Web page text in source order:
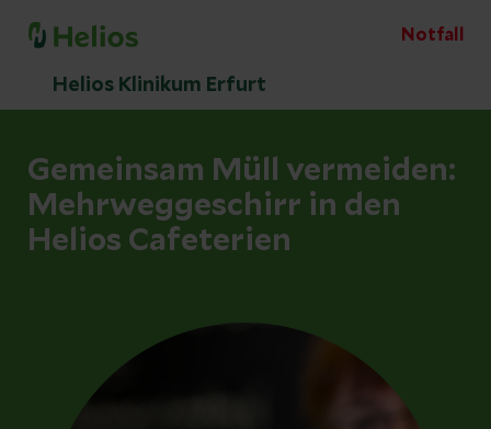
Notfall
Helios Klinikum Erfurt
Gemeinsam Müll vermeiden:
Mehrweggeschirr in den
Helios Cafeterien